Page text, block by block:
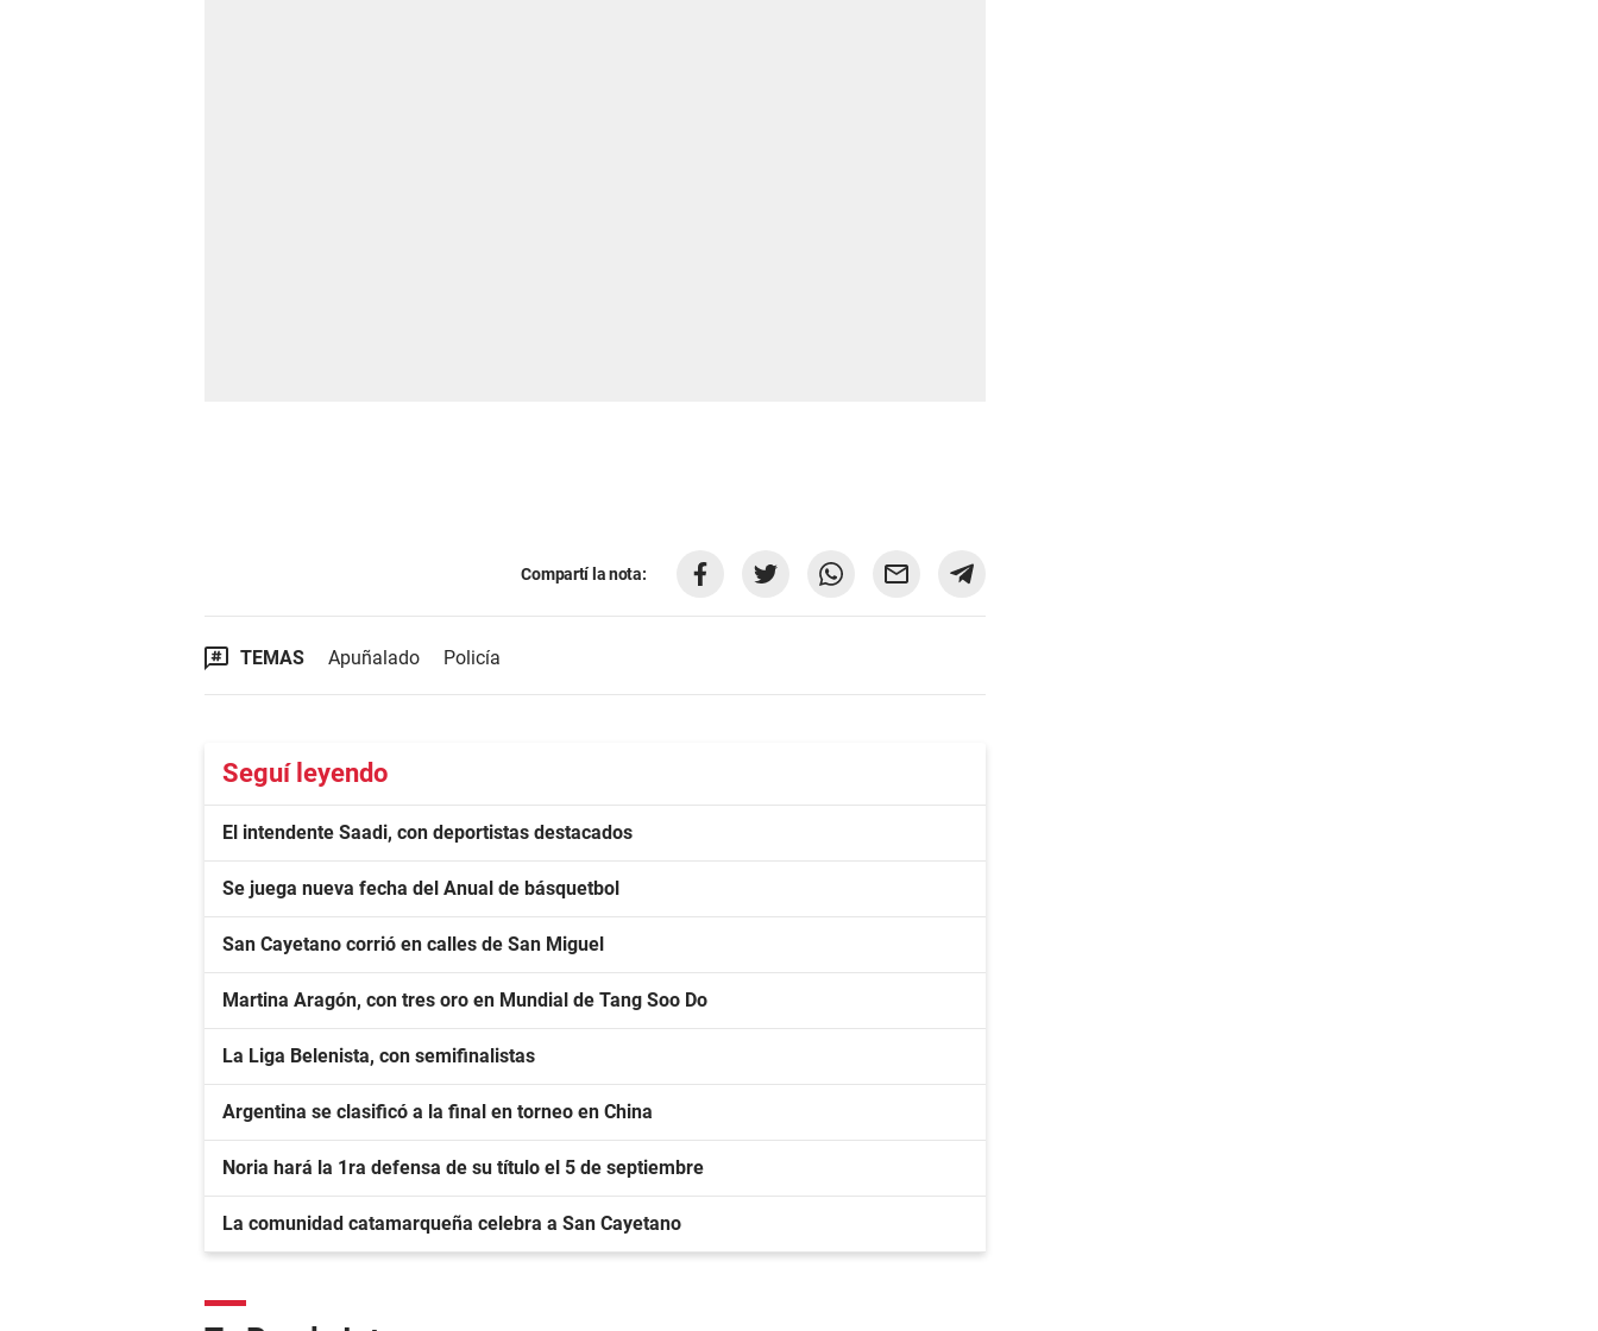
Compartí la nota:
TEMAS Apuñalado Policía
Seguí leyendo
El intendente Saadi, con deportistas destacados
Se juega nueva fecha del Anual de básquetbol
San Cayetano corrió en calles de San Miguel
Martina Aragón, con tres oro en Mundial de Tang Soo Do
La Liga Belenista, con semifinalistas
Argentina se clasificó a la final en torneo en China
Noria hará la 1ra defensa de su título el 5 de septiembre
La comunidad catamarqueña celebra a San Cayetano